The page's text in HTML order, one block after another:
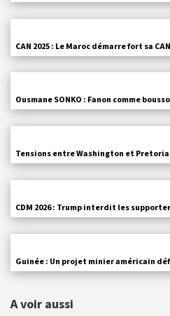
CAN 2025 : Le Maroc démarre fort sa CAN
Ousmane SONKO : Fanon comme
Tensions entre Washington et
CDM 2026 : Trump interdit les
Guinée : Un projet minier américain
A voir aussi